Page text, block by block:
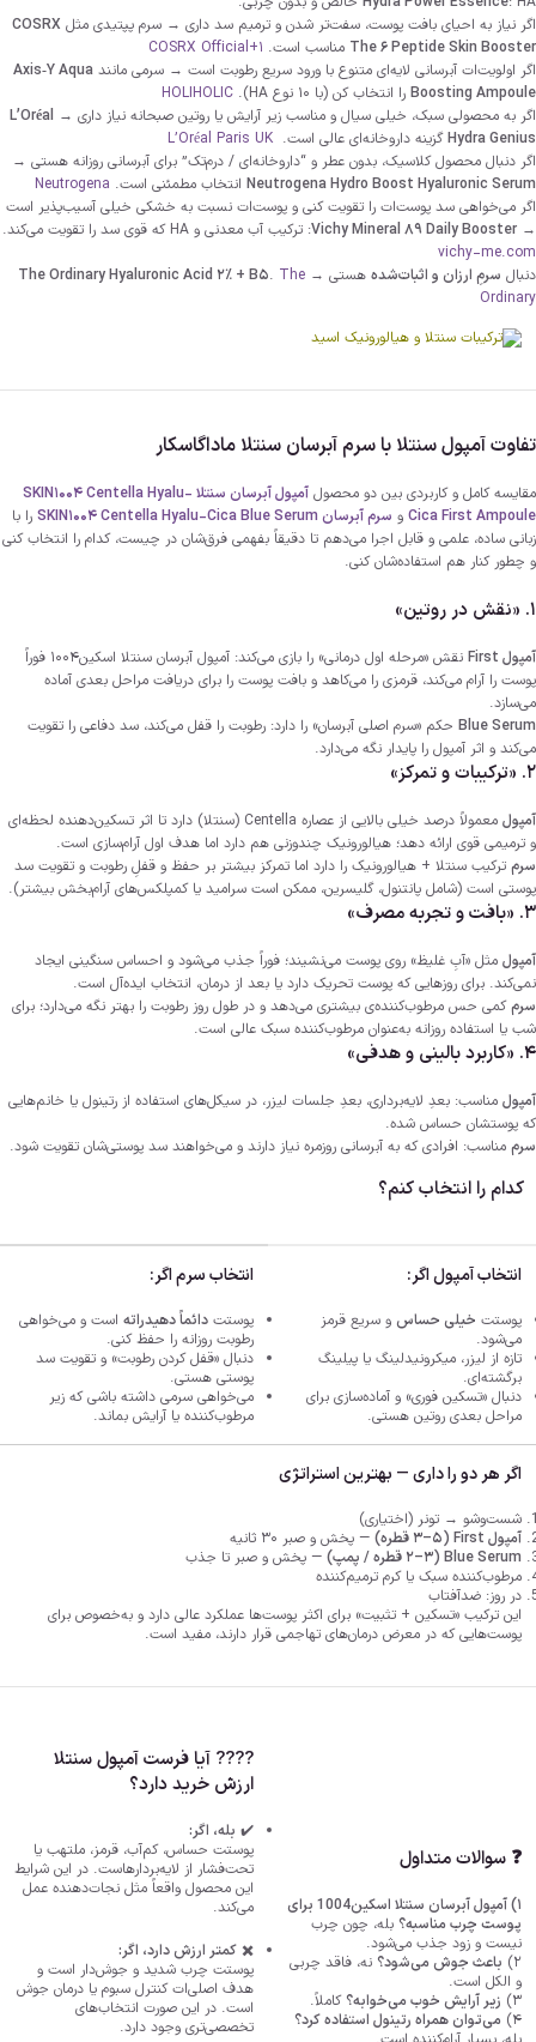
اگر نیاز به احیای بافت پوست، سفت‌تر شدن و ترمیم سد داری → سرم پپتیدی مثل COSRX
The 6 Peptide Skin Booster مناسب است. COSRX Official+1
اگر اولویت‌ات آبرسانی لایه‌ای متنوع با ورود سریع رطوبت است → سرمی مانند Axis‑Y Aqua
Boosting Ampoule را انتخاب کن (با ۱۰ نوع HA).
HOLIHOLIC
اگر به محصولی سبک، خیلی سیال و مناسب زیر آرایش یا روتین صبحانه نیاز داری → L’Oréal
Hydra Geniusگزینه داروخانه‌ای عالی است. L’Oréal Paris UK
اگر دنبال محصول کلاسیک، بدون عطر و “داروخانه‌ای / درم‌تک” برای آبرسانی روزانه هستی →
Neutrogena Hydro Boost Hyaluronic Serum انتخاب مطمئنی است. Neutrogena
اگر می‌خواهی سد پوست‌ات را تقویت کنی و پوست‌ات نسبت به خشکی خیلی آسیب‌پذیر است
→
Vichy Mineral 89 Daily Booster: ترکیب آب معدنی و HA که قوی سد را تقویت می‌کند.
vichy-me.com
دنبال سرمِ ارزان و اثبات‌شده هستی → The Ordinary Hyaluronic Acid 2% + B5. The
Ordinary
تفاوت آمپول سنتلا با سرم آبرسان سنتلا ماداگاسکار
مقایسه کامل و کاربردی بین دو محصول
آمپول آبرسان سنتلا SKIN1004 Centella Hyalu-
Cica First Ampoule و سرم آبرسان SKIN1004 Centella Hyalu-Cica Blue Serum
را با
زبانی ساده، علمی و قابل اجرا می‌دهم تا دقیقاً بفهمی فرق‌شان در چیست، کدام را انتخاب کنی
و چطور کنار هم استفاده‌شان کنی.
1. «نقش در روتین»
آمپول First
نقش «مرحله اول درمانی» را بازی می‌کند: آمپول آبرسان سنتلا اسکین1004 فوراً
پوست را آرام می‌کند، قرمزی را می‌کاهد و بافت پوست را برای دریافت مراحل بعدی آماده
می‌سازد.
Blue Serum حکم «سرم اصلی آبرسان» را دارد: رطوبت را قفل می‌کند، سد دفاعی را تقویت
می‌کند و اثر آمپول را پایدار نگه می‌دارد.
2. «ترکیبات و تمرکز»
آمپول
معمولاً درصد خیلی بالایی از عصاره Centella (سنتلا) دارد تا اثر تسکین‌دهنده لحظه‌ای
و ترمیمی قوی ارائه دهد؛ هیالورونیک چندوزنی هم دارد اما هدف اول آرام‌سازی است.
سرم ترکیب سنتلا + هیالورونیک را دارد اما تمرکز بیشتر بر حفظ و قفلِ رطوبت و تقویت سد
پوستی است (شامل پانتنول، گلیسرین، ممکن است سرامید یا کمپلکس‌های آرام‌بخش بیشتر).
3. «بافت و تجربه مصرف»
آمپول مثل «آبِ غلیظ» روی پوست می‌نشیند؛ فوراً جذب می‌شود و احساس سنگینی ایجاد
نمی‌کند. برای روزهایی که پوست تحریک دارد یا بعد از درمان، انتخاب ایده‌آل است.
سرمکمی حس مرطوب‌کننده‌ی بیشتری می‌دهد و در طول روز رطوبت را بهتر نگه می‌دارد؛ برای
شب یا استفاده روزانه به‌عنوان مرطوب‌کننده سبک عالی است.
4. «کاربرد بالینی و هدفی»
آمپول مناسب: بعدِ لایه‌برداری، بعدِ جلسات لیزر، در سیکل‌های استفاده از رتینول یا خانم‌هایی
که پوستشان حساس شده.
سرم مناسب: افرادی که به آبرسانی روزمره نیاز دارند و می‌خواهند سد پوستی‌شان تقویت شود.
کدام را انتخاب کنم؟
انتخاب آمپولاگر:
پوستت خیلی حساس و سریع قرمز
می‌شود.
تازه از لیزر، میکرونیدلینگ یا پیلینگ
برگشته‌ای.
دنبال «تسکین فوری» و آماده‌سازی برای
مراحل بعدی روتین هستی.
انتخاب سرماگر:
پوستت دائماً دهیدراته است و می‌خواهی
رطوبت روزانه را حفظ کنی.
دنبال «قفل کردن رطوبت» و تقویت سد
پوستی هستی.
می‌خواهی سرمی داشته باشی که زیر
مرطوب‌کننده یا آرایش بماند.
اگر هر دو را داری — بهترین استراتژی
شست‌وشو → تونر (اختیاری)
آمپول First (۳–۵ قطره)
— پخش و صبر ۳۰ ثانیه
Blue Serum (۲–۳ قطره / پمپ)
— پخش و صبر تا جذب
مرطوب‌کننده سبک یا کرم ترمیم‌کننده
در روز: ضدآفتاب
این ترکیب «تسکین + تثبیت» برای اکثر پوست‌ها عملکرد عالی دارد و به‌خصوص برای
پوست‌هایی که در معرض درمان‌های تهاجمی قرار دارند، مفید است.
❓ سوالات متداول
۱) آمپول آبرسان سنتلا اسکین1004 برای
پوست چرب مناسبه؟ بله، چون چرب
نیست و زود جذب می‌شود.
۲)
باعث جوش می‌شود؟ نه، فاقد چربی
و الکل است.
۳)
زیر آرایش خوب می‌خوابه؟کاملاً.
۴)
می‌توان همراه رتینول استفاده کرد؟
???? آیا فرست آمپول سنتلا
ارزش خرید دارد؟
✔️ بله، اگر:
پوستت حساس، کم‌آب، قرمز، ملتهب یا
تحت‌فشار از لایه‌بردارهاست. در این شرایط
این محصول واقعاً مثل نجات‌دهنده عمل
می‌کند.
✖️ کمتر ارزش دارد، اگر:
پوستت چرب شدید و جوش‌دار است و
هدف اصلی‌ات کنترل سبوم یا درمان جوش
است. در این صورت انتخاب‌های
تخصصی‌تری وجود دارد.